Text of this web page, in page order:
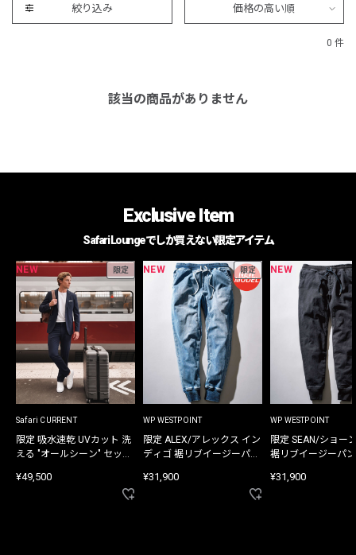
絞り込み 価格の高い順
0 件
該当の商品がありません
Exclusive Item
Safari Loungeでしか買えない限定アイテム
NEW 限定
Safari CURRENT
限定 吸水速乾 UVカット 洗
える "オールシーン" セット
¥49,500
NEW 限定
WP WESTPOINT
限定 ALEX/アレックス イン
ディゴ 裾リブイージーパン
¥31,900
NEW
WP WESTPOINT
限定 SEAN/ショー
裾リブイージーパ
¥31,900